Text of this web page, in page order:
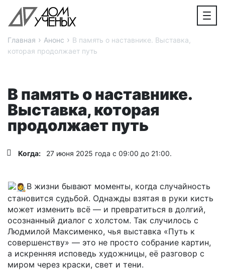
Главная › Анонс › В память о наставнике. Выставка,
которая продолжает путь
В память о наставнике.
Выставка, которая
продолжает путь
Когда: 27 июня 2025 года с 09:00 до 21:00.
В жизни бывают моменты, когда случайность
становится судьбой. Однажды взятая в руки кисть
может изменить всё — и превратиться в долгий,
осознанный диалог с холстом. Так случилось с
Людмилой Максименко, чья выставка «Путь к
совершенству» — это не просто собрание картин,
а искренняя исповедь художницы, её разговор с
миром через краски, свет и тени.